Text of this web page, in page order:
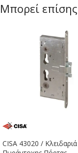
Μπορεί
CISA 43020 / Κλειδαριά